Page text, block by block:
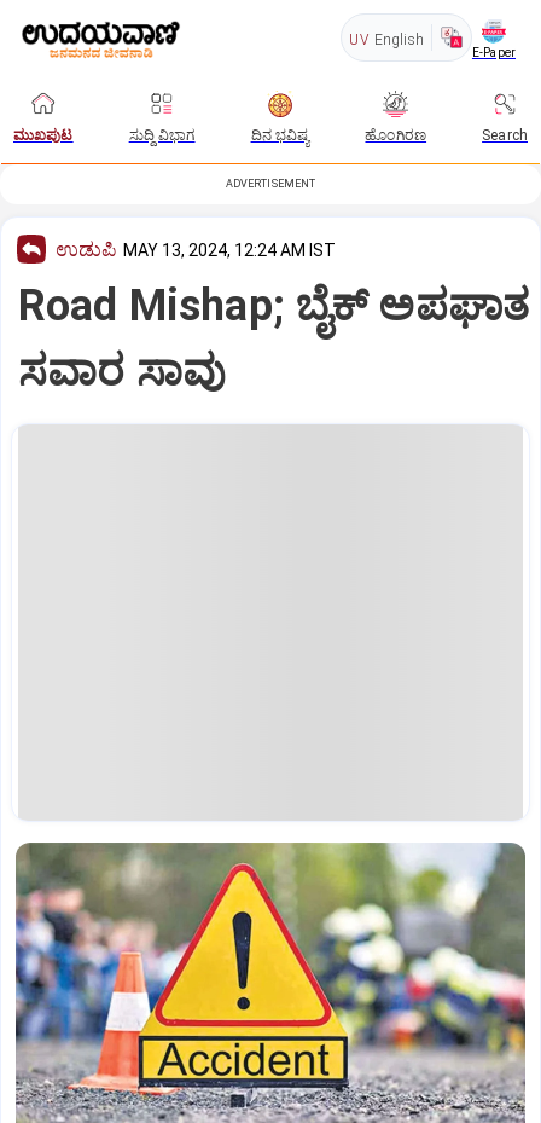
UV English
E-Paper
ಮುಖಪುಟ ಸುದ್ದಿ ವಿಭಾಗ ದಿನ ಭವಿಷ್ಯ ಹೊಂಗಿರಣ Search
ADVERTISEMENT
ಉಡುಪಿ MAY 13, 2024, 12:24 AM IST
Road Mishap; ಬೈಕ್‌ ಅಪಘಾತ
ಸವಾರ ಸಾವು